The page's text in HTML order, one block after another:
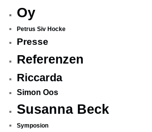
Oy
Petrus Siv Hocke
Presse
Referenzen
Riccarda
Simon Oos
Susanna Beck
Symposion